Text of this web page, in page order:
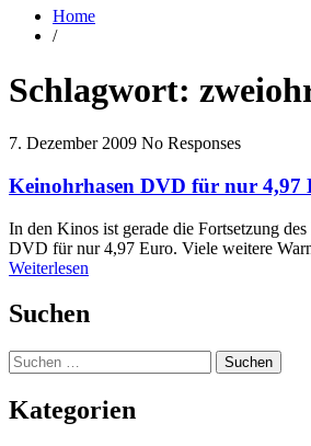
Home
/
Schlagwort:
7. Dezember 2009 No Responses
Keinohrhasen DVD für nur 4,97
In den Kinos ist gerade die Fortsetzung
DVD für nur 4,97 Euro. Viele weitere
Weiterlesen
Suchen
Suchen
nach:
Kategorien